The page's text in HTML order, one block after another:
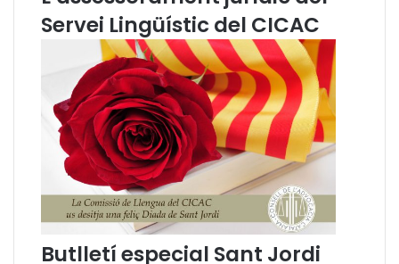
r
m
S
i
s
m
d
:
l
a
G
r
a
m
à
t
c
a
s
Servei Lingüístic del CICAC
Butlletí especial Sant Jordi